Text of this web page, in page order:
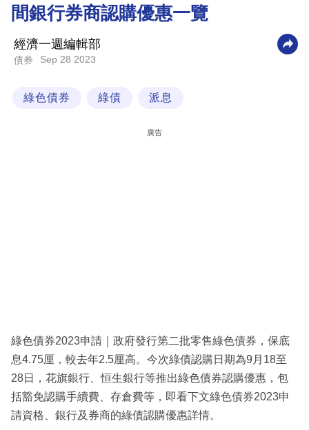
商
業
科
區
間銀行券商認購優惠一覽
經濟一週編輯部
債券 Sep 28 2023
綠色債券 綠債 派息
廣告
綠色債券2023申請｜政府發行第二批零售綠色債券，保底
息4.75厘，較去年2.5厘高。今次綠債認購日期為9月18至
28日，花旗銀行、恒生銀行等推出綠色債券認購優惠，包
括豁免認購手續費、存倉費等，即看下文綠色債券2023申
請資格、銀行及券商的綠債認購優惠詳情。